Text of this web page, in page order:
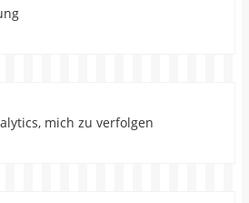
mich zu verfolgen